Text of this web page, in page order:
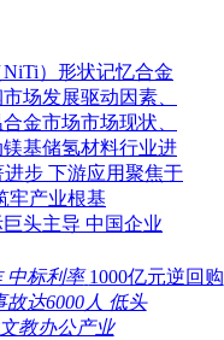
）形状记忆合金
场发展驱动因素、
金市场市场现状、
基储氢材料行业进
步 下游应用聚焦于
牢产业根基
头主导 中国企业
中标利率 1000亿元逆回购
达6000人 低头
教办公产业